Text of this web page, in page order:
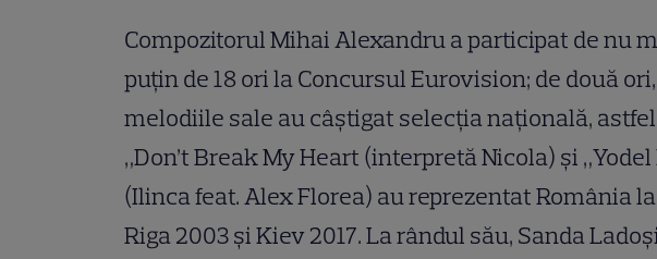
Compozitorul Mihai Alexandru a participat de nu
puţin de 18 ori la Concursul Eurovision; de două ori,
melodiile sale au câştigat selecţia naţională,
„Don’t Break My Heart (interpretă Nicola) şi „Yodel
(Ilinca feat. Alex Florea) au reprezentat România la
Riga 2003 şi Kiev 2017. La rândul său, Sanda